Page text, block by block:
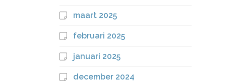
maart 2025
februari 2025
januari 2025
december 2024